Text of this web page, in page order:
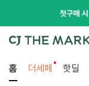
홈 더세페 핫딜